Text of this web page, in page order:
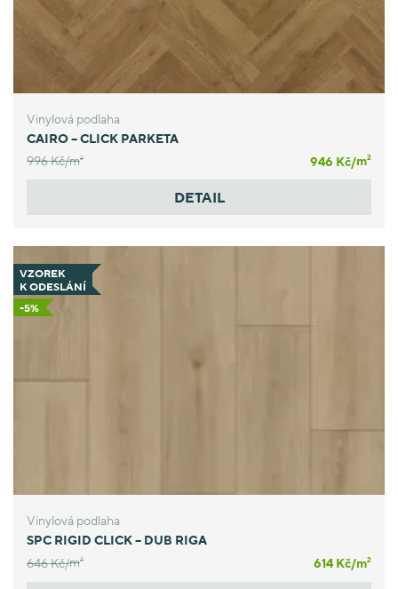
Vinylová podlaha
CAIRO – CLICK PARKETA
996 Kč/m2 946 Kč/m2
DETAIL
VZOREK
K ODESLÁNÍ
-5%
Vinylová podlaha
SPC RIGID CLICK – DUB RIGA
646 Kč/m2 614 Kč/m2